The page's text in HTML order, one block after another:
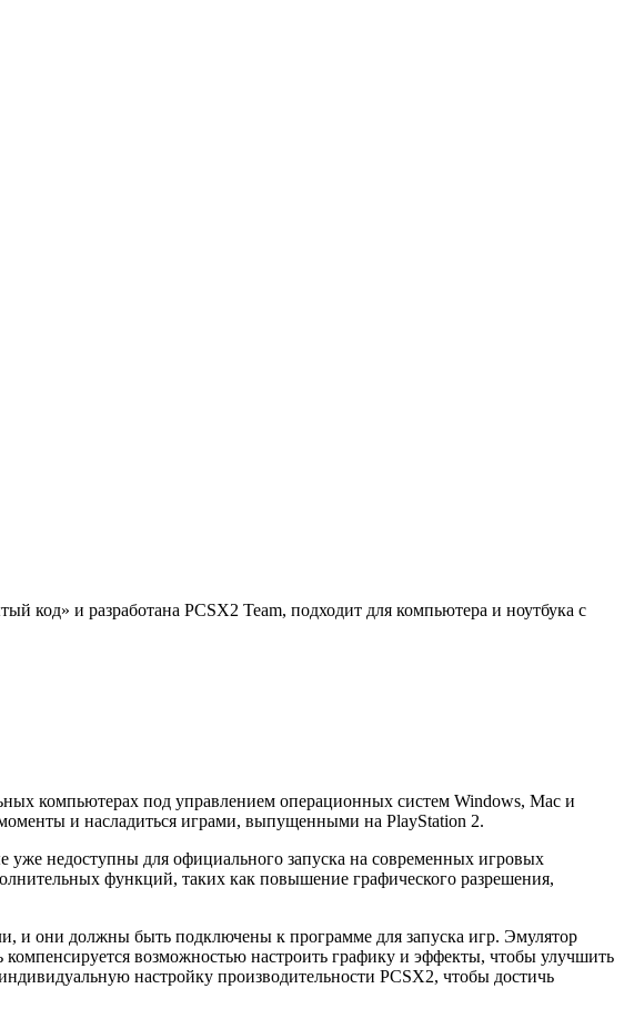
код» и разработана PCSX2 Team, подходит для компьютера и ноутбука с
компьютерах под управлением операционных систем Windows, Mac и
и насладиться играми, выпущенными на PlayStation 2.
уже недоступны для официального запуска на современных игровых
функций, таких как повышение графического разрешения,
и они должны быть подключены к программе для запуска игр. Эмулятор
компенсируется возможностью настроить графику и эффекты, чтобы улучшить
настройку производительности PCSX2, чтобы достичь